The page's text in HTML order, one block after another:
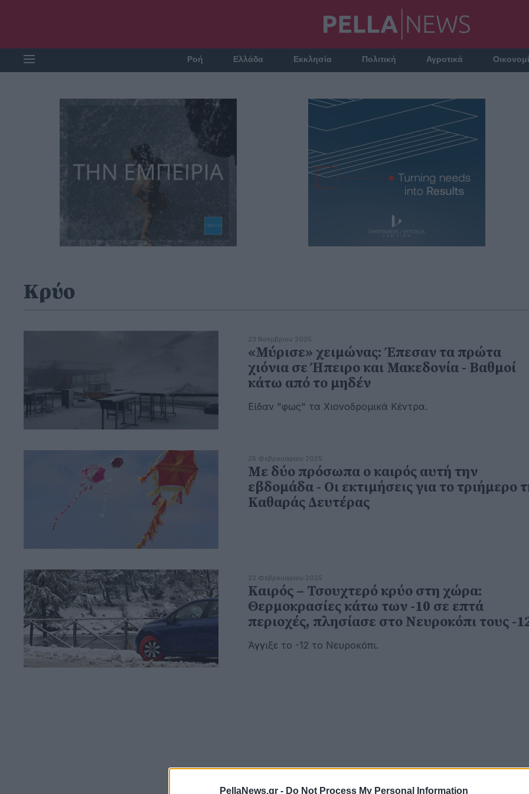
PellaNews.gr - Do Not Process My Personal Information
Ροή Ελλάδα Εκκλησία Πολιτική Αγροτικά
Κρύο
23 Νοεμβρίου 2025
«Μύρισε» χειμώνας: Έπεσαν τα πρώτα
χιόνια σε Ήπειρο και Μακεδονία - Βαθμοί
κάτω από το μηδέν
Είδαν "φως" τα Χιονοδρομικά Κέντρα.
25 Φεβρουαρίου 2025
Με δύο πρόσωπα ο καιρός αυτή την
εβδομάδα - Οι εκτιμήσεις για το τριήμερο
Καθαράς Δευτέρας
22 Φεβρουαρίου 2025
Καιρός – Τσουχτερό κρύο στη χώρα:
Θερμοκρασίες κάτω των -10 σε επτά
περιοχές, πλησίασε στο Νευροκόπι τους -
Άγγιξε το -12 το Νευροκόπι.